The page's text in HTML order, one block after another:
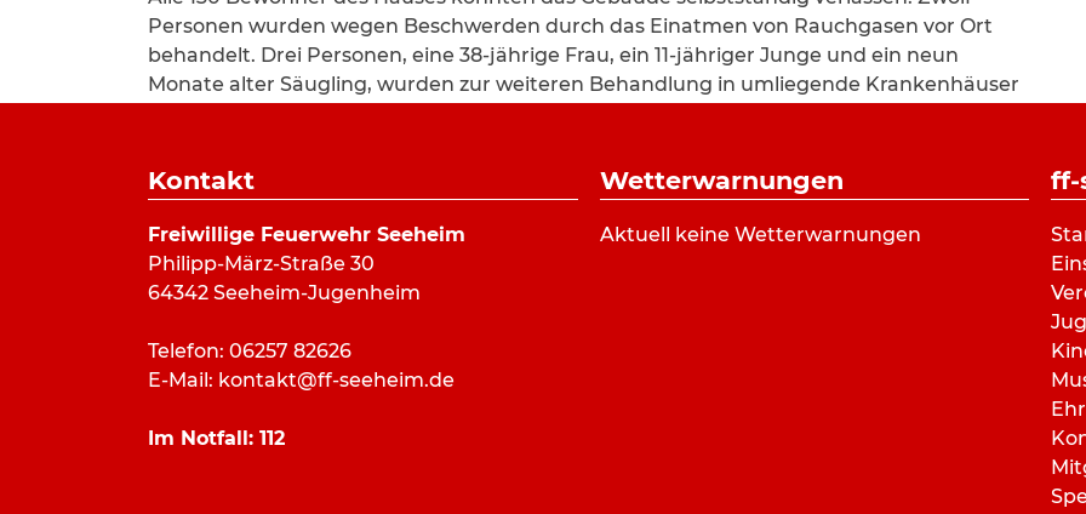
Personen wurden wegen Beschwerden durch das Einatmen von Rauchgasen vor Ort
behandelt. Drei Personen, eine 38-jährige Frau, ein 11-jähriger Junge und ein neun
Monate alter Säugling, wurden zur weiteren Behandlung in umliegende Krankenhäuser
Im Einsatz waren unter Leitung von Gemeindebrandinspektor Stefan Katzer die
Feuerwehren aus Jugenheim, Seeheim und Ober-Beerbach mit über 70 Einsatzkräften,
von den Rettungsdiensten neben dem regulären Rettungsdienst auch der Sanitätszug
aus Griesheim, der Ortsverband Jugenheim der Johanniter-Unfallhilfe, die
Rettungsdienst sowie die leitende Notärztin mit Unterstützung von drei Notärzten und
18 Einsatzkräften sowie Kräfte der Polizeistation Pfungstadt. Die ebenfalls alarmierte
Kontakt
Freiwillige Feuerwehr Seeheim
Philipp-März-Straße 30
64342 Seeheim-Jugenheim
Telefon: 06257 82626
E-Mail: kontakt@ff-seeheim.de
Im Notfall:112
Wetterwarnungen
Aktuell keine Wetterwarnungen
ff-